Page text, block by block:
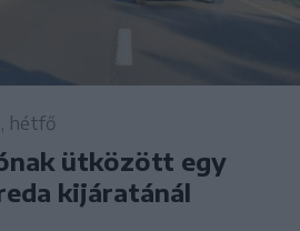
hétfő
ütközött egy
kijáratánál